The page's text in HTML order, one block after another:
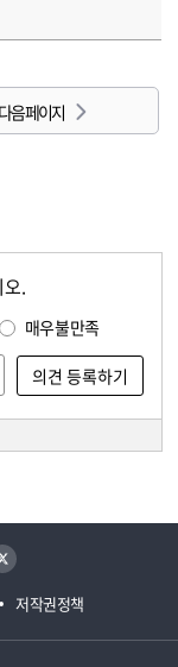
다음 페이지
오.
매우불만족
저작권정책
트위터